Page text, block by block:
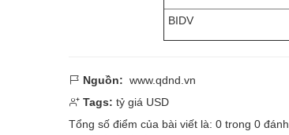
BIDV
Nguồn: www.qdnd.vn
Tags: tỷ giá USD
Tổng số điểm của bài viết là: 0 trong 0